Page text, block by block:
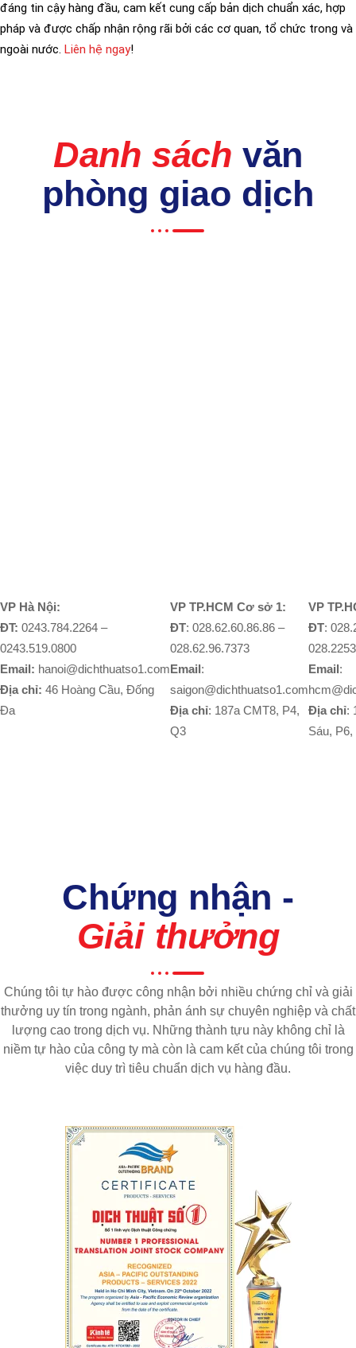
đáng tin cậy hàng đầu, cam kết cung cấp bản dịch chuẩn xác, hợp
pháp và được chấp nhận rộng rãi bởi các cơ quan, tổ chức trong và
ngoài nước. Liên hệ ngay!
Danh sách văn
phòng giao dịch
VP Hà Nội:
ĐT: 0243.784.2264 –
0243.519.0800
Email: hanoi@dichthuatso1.com
Địa chỉ: 46 Hoàng Cầu, Đống
Đa
VP TP.HCM Cơ sở 1:
ĐT: 028.62.60.86.86 –
028.62.96.7373
Email:
saigon@dichthuatso1.com
Địa chỉ: 187a CMT8, P4,
Q3
VP
ĐT:
Email:
Địa chỉ:
Sáu, P6,
Chứng nhận -
Giải thưởng
Chúng tôi tự hào được công nhận bởi nhiều chứng chỉ và giải
thưởng uy tín trong ngành, phản ánh sự chuyên nghiệp và chất
lượng cao trong dịch vụ. Những thành tựu này không chỉ là
niềm tự hào của công ty mà còn là cam kết của chúng tôi trong
việc duy trì tiêu chuẩn dịch vụ hàng đầu.